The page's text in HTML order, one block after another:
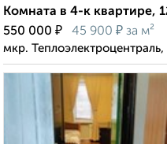
Комната в 4-к квартире,
550 000 ₽ 45 900 ₽ за м²
мкр.